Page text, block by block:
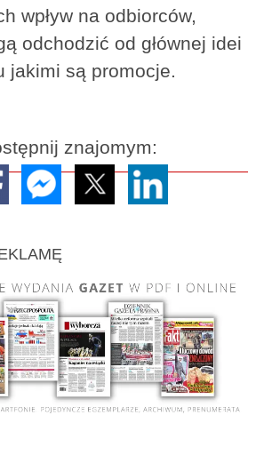
wpływ na odbiorców,
odchodzić od głównej idei
jakimi są promocje.
znajomym: